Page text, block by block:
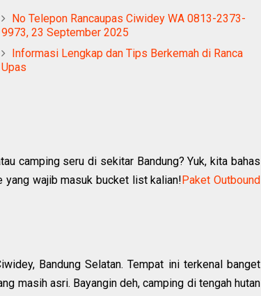
No Telepon Rancaupas Ciwidey WA 0813-2373-
9973, 23 September 2025
Informasi Lengkap dan Tips Berkemah di Ranca
Upas
camping seru di sekitar Bandung? Yuk, kita bahas
yang wajib masuk bucket list kalian!Paket Outbound
Bandung Selatan. Tempat ini terkenal banget
masih asri. Bayangin deh, camping di tengah hutan